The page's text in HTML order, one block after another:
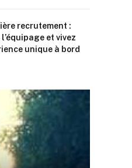
recrutement :
et vivez
unique à bord